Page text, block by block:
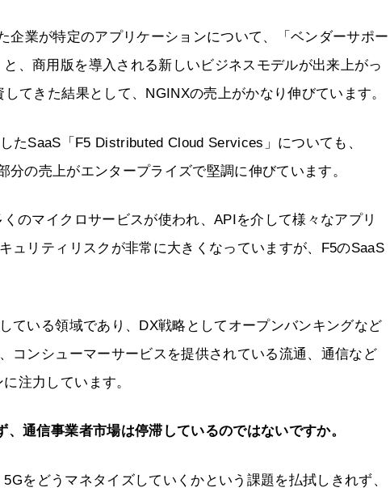
業が特定のアプリケーションについて、「ベンダーサポー
、商用版を導入される新しいビジネスモデルが出来上がっ
てきた結果として、NGINXの売上がかなり伸びています。
たSaaS「F5 Distributed Cloud Services」についても、
の売上がエンタープライズで堅調に伸びています。
のマイクロサービスが使われ、APIを介して様々なアプリ
ュリティリスクが非常に大きくなっていますが、F5のSaaS
ている領域であり、DX戦略としてオープンバンキングなど
コンシューマーサービスを提供されている流通、通信など
注力しています。
通信事業者市場は停滞しているのではないですか。
をどうマネタイズしていくかという課題を払拭しきれず、